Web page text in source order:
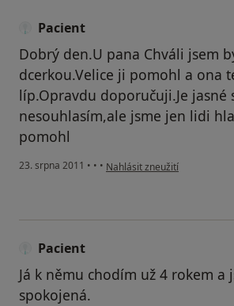
Pacient
Dobrý den.U pana Chváli jsem
dcerkou.Velice ji pomohl a ona
líp.Opravdu doporučuji.Je jasné
nesouhlasím,ale jsme jen lidi
pomohl
23. srpna 2011 • • • podle názoru uživatele Pacient
Nahlásit zneužití
Pacient
Já k němu chodím už 4 rokem a
spokojená.